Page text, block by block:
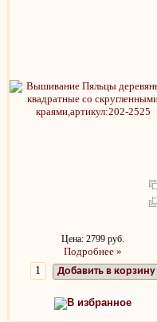
Цена: 2799 руб.
Подробнее »
Добавить в корзину
В избранное